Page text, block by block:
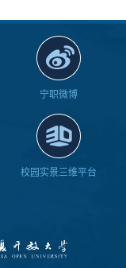
宁职微博
校园实景三维平台